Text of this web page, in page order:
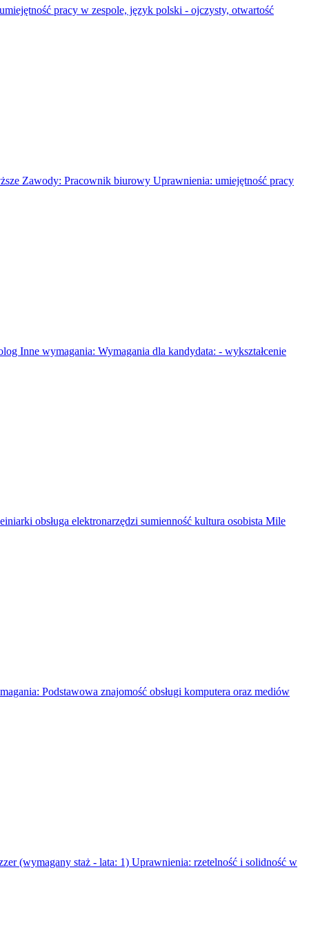
pracy w zespole, język polski - ojczysty, otwartość
Zawody: Pracownik biurowy Uprawnienia: umiejętność pracy
Inne wymagania: Wymagania dla kandydata: - wykształcenie
obsługa elektronarzędzi sumienność kultura osobista Mile
Podstawowa znajomość obsługi komputera oraz mediów
(wymagany staż - lata: 1) Uprawnienia: rzetelność i solidność w